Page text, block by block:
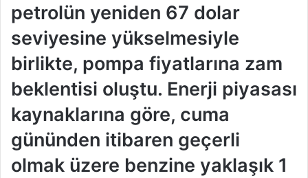
petrolün yeniden 67 dolar
seviyesine yükselmesiyle
birlikte, pompa fiyatlarına zam
beklentisi oluştu. Enerji piyasası
kaynaklarına göre, cuma
gününden itibaren geçerli
olmak üzere benzine yaklaşık 1